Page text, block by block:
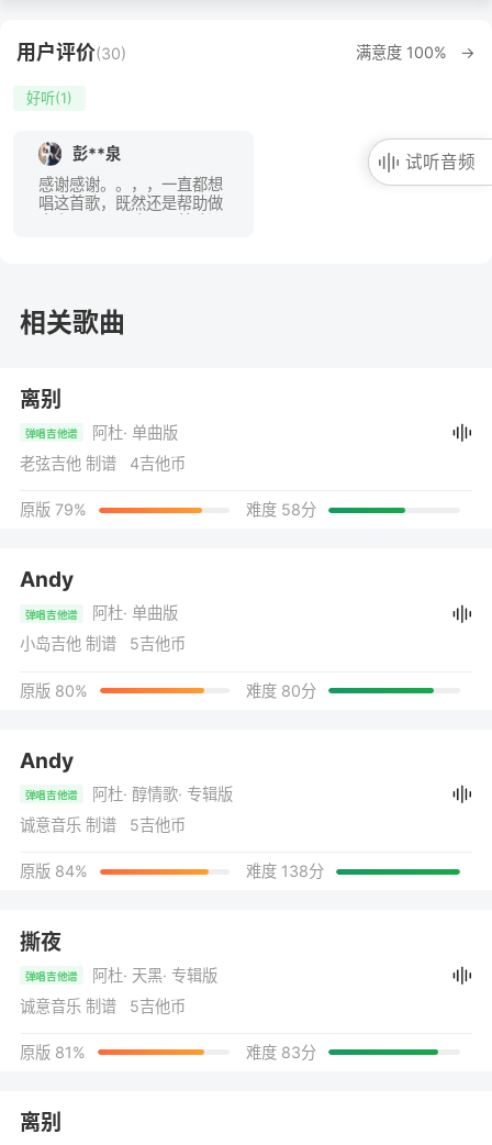
满意度 100% →
用户评价(30)
好听(1)
彭**泉
感谢感谢。。，，一直都想
唱这首歌，既然还是帮助做
相关歌曲
离别
弹唱吉他谱 阿杜· 单曲版
老弦吉他 制谱 4吉他币
原版 79% 难度 58分
Andy
弹唱吉他谱 阿杜· 单曲版
小岛吉他 制谱 5吉他币
原版 80% 难度 80分
Andy
弹唱吉他谱 阿杜· 醇情歌· 专辑版
诚意音乐 制谱 5吉他币
原版 84% 难度 138分
撕夜
弹唱吉他谱 阿杜· 天黑· 专辑版
诚意音乐 制谱 5吉他币
原版 81% 难度 83分
离别
试听音频